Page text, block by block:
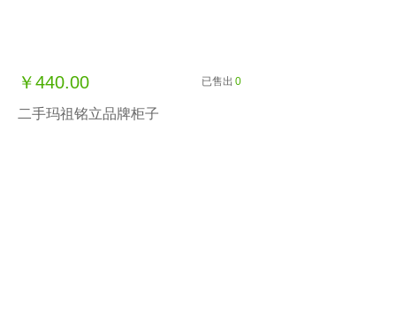
￥440.00 已售出 0
二手玛祖铭立品牌柜子